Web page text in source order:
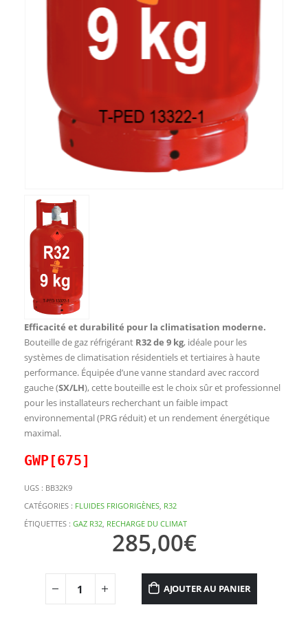
Efficacité et durabilité pour la climatisation moderne.
Bouteille de gaz réfrigérant R32 de 9 kg, idéale pour les
systèmes de climatisation résidentiels et tertiaires à haute
performance. Équipée d’une vanne standard avec raccord
gauche (SX/LH), cette bouteille est le choix sûr et professionnel
pour les installateurs recherchant un faible impact
environnemental (PRG réduit) et un rendement énergétique
maximal.
GWP[675]
UGS : BB32K9
CATÉGORIES : FLUIDES FRIGORIGÈNES R32
ÉTIQUETTES : GAZ R32 RECHARGE DU CLIMAT
285,00€
AJOUTER AU PANIER